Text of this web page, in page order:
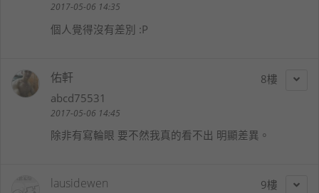
2017-05-06 14:35
個人覺得沒有差別 :P
8
佑軒
abcd75531
2017-05-06 14:45
除非有寫輪眼 要不然我真的看不出 明顯差異。
9
lausidewen